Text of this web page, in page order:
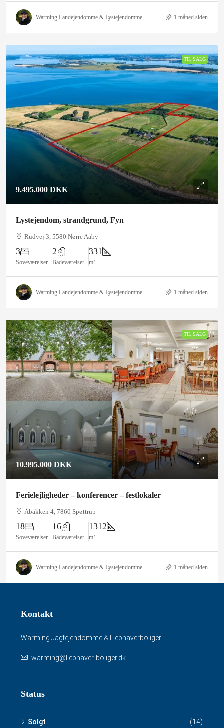
Warming Landejendomme & Lystejendomme 1 måned siden
TIL SALG
9.495.000 DKK
Lystejendom, strandgrund, Fyn
Rudvej 3, 5580 Nørre Aaby
3
Soveværelser
2
Badeværelser
331
m²
Warming Landejendomme & Lystejendomme 1 måned siden
TIL SALG
10.995.000 DKK
Ferielejligheder – konferencer – festlokaler
Åbakken 4, 7860 Spøttrup
18
Soveværelser
16
Badeværelser
1312
m²
Warming Landejendomme & Lystejendomme 1 måned siden
Kontakt
Warming Jagtejendomme & Liebhaverboliger
warming@liebhaver-boliger.dk
Status
Solgt (14)